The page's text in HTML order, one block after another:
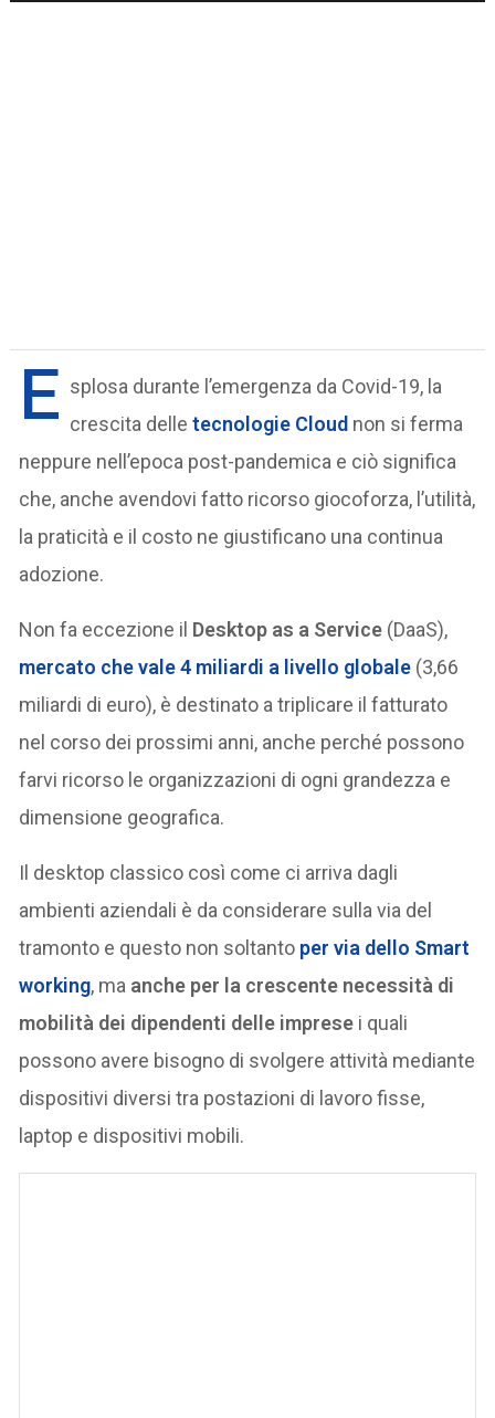
E splosa durante l’emergenza da Covid-19, la
crescita delletecnologie Cloud non si ferma
neppure nell’epoca post-pandemica e ciò significa
che, anche avendovi fatto ricorso giocoforza, l’utilità,
la praticità e il costo ne giustificano una continua
adozione.
Non fa eccezione il Desktop as a Service (DaaS),
mercato che vale 4 miliardi a livello globale (3,66
miliardi di euro), è destinato a triplicare il fatturato
nel corso dei prossimi anni, anche perché possono
farvi ricorso le organizzazioni di ogni grandezza e
dimensione geografica.
Il desktop classico così come ci arriva dagli
ambienti aziendali è da considerare sulla via del
tramonto e questo non soltanto per via dello Smart
working, ma anche per la crescente necessità di
mobilità dei dipendenti delle imprese i quali
possono avere bisogno di svolgere attività mediante
dispositivi diversi tra postazioni di lavoro fisse,
laptop e dispositivi mobili.